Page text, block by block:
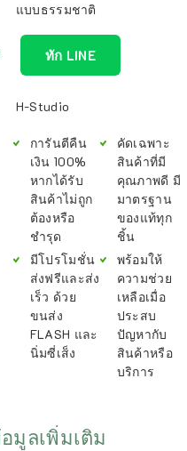
แบบธรรมชาติ
ทัก LINE
H-Studio
การันตีคืน
เงิน 100%
หากได้รับ
สินค้าไม่ถูก
ต้องหรือ
ชำรุด
มีโปรโมชั่น
ส่งฟรีและส่ง
เร็ว ด้วย
ขนส่ง
FLASH และ
นิ่มซี่เส็ง
คัดเฉพาะ
สินค้าที่มี
คุณภาพดี มี
มาตรฐาน
ของแท้ทุก
ชิ้น
พร้อมให้
ความช่วย
เหลือเมื่อ
ประสบ
ปัญหากับ
สินค้าหรือ
บริการ
มูลเพิ่มเติม